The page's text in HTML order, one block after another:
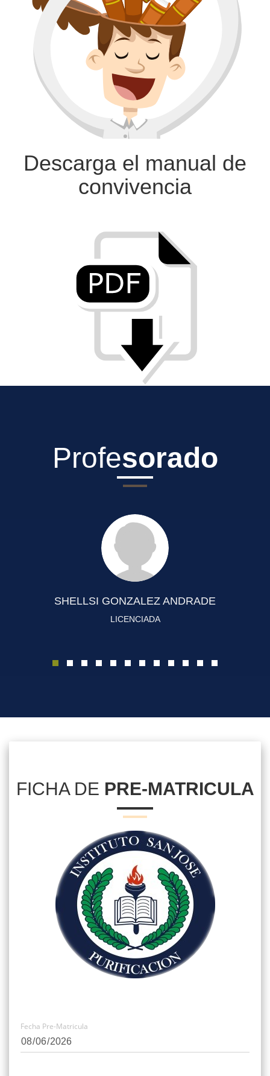
Descarga el manual de
convivencia
PDF
Profesorado
SHELLSI GONZALEZ ANDRADE
LICENCIADA
FICHA DE PRE-MATRICULA
Fecha Pre-Matricula